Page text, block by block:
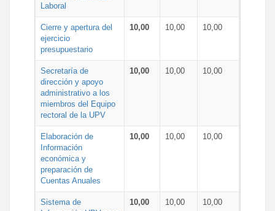
Laboral
Cierre y apertura del
ejercicio
presupuestario
10,00 10,00 10,00
Secretaría de
dirección y apoyo
administrativo a los
miembros del Equipo
rectoral de la UPV
10,00 10,00 10,00
Elaboración de
Información
económica y
preparación de
Cuentas Anuales
10,00 10,00 10,00
Sistema de
10,00 10,00 10,00